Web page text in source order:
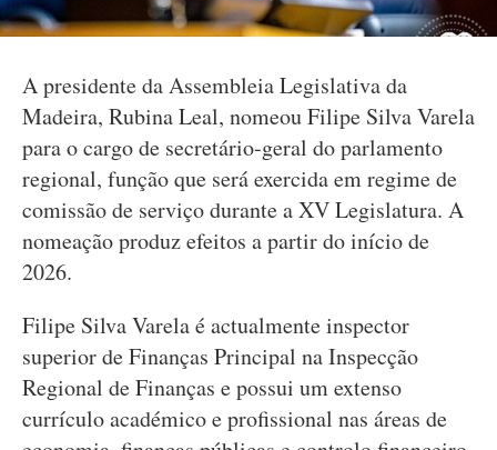
A presidente da Assembleia Legislativa da
Madeira, Rubina Leal, nomeou Filipe Silva Varela
para o cargo de secretário-geral do parlamento
regional, função que será exercida em regime de
comissão de serviço durante a XV Legislatura. A
nomeação produz efeitos a partir do início de
2026.
Filipe Silva Varela é actualmente inspector
superior de Finanças Principal na Inspecção
Regional de Finanças e possui um extenso
currículo académico e profissional nas áreas de